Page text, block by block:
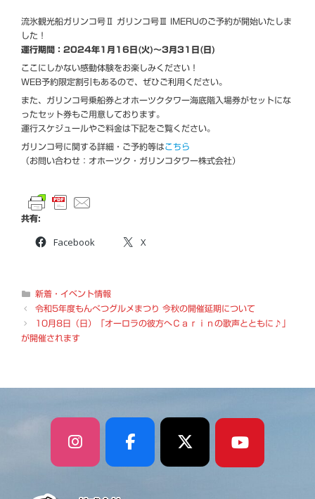
流氷観光船ガリンコ号Ⅱ ガリンコ号Ⅲ IMERUのご予約が開始いたしま
した！
運行期間：2024年1月16日(火)～3月31日(日)
ここにしかない感動体験をお楽しみください！
WEB予約限定割引もあるので、ぜひご利用ください。
また、ガリンコ号乗船券とオホーツクタワー海底階入場券がセットにな
ったセット券もご用意しております。
運行スケジュールやご料金は下記をご覧ください。
ガリンコ号に関する詳細・ご予約等はこちら
（お問い合わせ：オホーツク・ガリンコタワー株式会社）
共有:
Facebook X
カ
テ
ー
新着・イベント情報
令和5年度もんべつグルメまつり 今秋の開催延期について
10月8日（日）「オーロラの彼方へＣａｒｉｎの歌声とともに♪」
が開催されます